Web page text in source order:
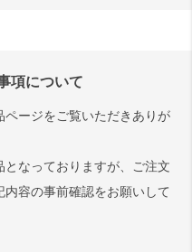
項について
ページをご覧いただきありが
なっておりますが、ご注文
容の事前確認をお願いして